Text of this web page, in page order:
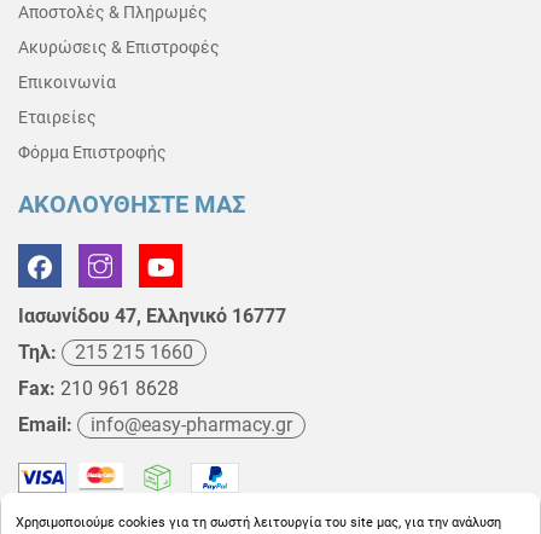
Αποστολές & Πληρωμές
Ακυρώσεις & Επιστροφές
Επικοινωνία
Εταιρείες
Φόρμα Επιστροφής
ΑΚΟΛΟΥΘΗΣΤΕ ΜΑΣ
Ιασωνίδου 47, Ελληνικό 16777
Τηλ:
215 215 1660
Fax: 210 961 8628
Email:
info@easy-pharmacy.gr
Χρησιμοποιούμε cookies για τη σωστή λειτουργία του site μας, για την ανάλυση